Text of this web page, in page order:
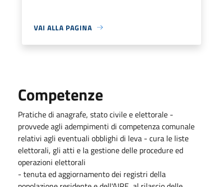
VAI ALLA PAGINA
Competenze
Pratiche di anagrafe, stato civile e elettorale -
provvede agli adempimenti di competenza comunale
relativi agli eventuali obblighi di leva - cura le liste
elettorali, gli atti e la gestione delle procedure ed
operazioni elettorali
- tenuta ed aggiornamento dei registri della